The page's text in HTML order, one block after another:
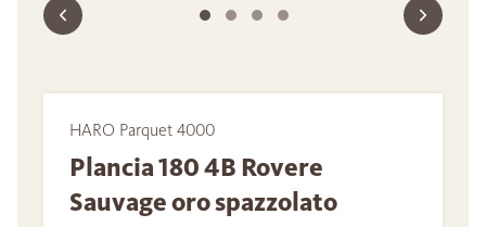
HARO Parquet 4000
Plancia 180 4B Rovere
Sauvage oro spazzolato